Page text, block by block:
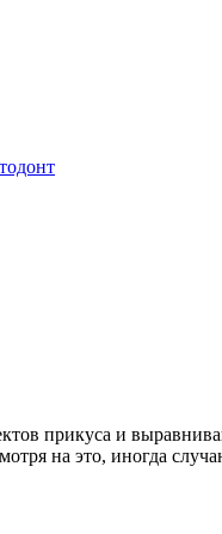
прикуса и
на это, иногда